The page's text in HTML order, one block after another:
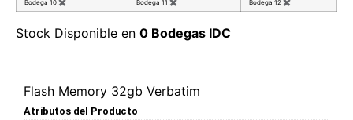
Bodega 10 ✖ Bodega 11 ✖ Bodega 12 ✖
Stock Disponible en 0 Bodegas IDC
Flash Memory 32gb Verbatim
Atributos del Producto